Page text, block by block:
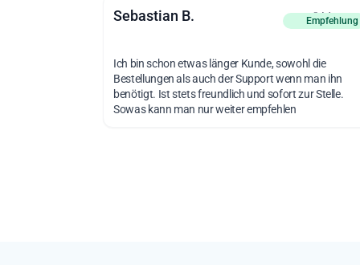
Empfehlung
Sebastian B. vor 2
Ich bin schon etwas länger Kunde, sowohl die
Bestellungen als auch der Support wenn man ihn
benötigt. Ist stets freundlich und sofort zur Stelle.
Sowas kann man nur weiter empfehlen